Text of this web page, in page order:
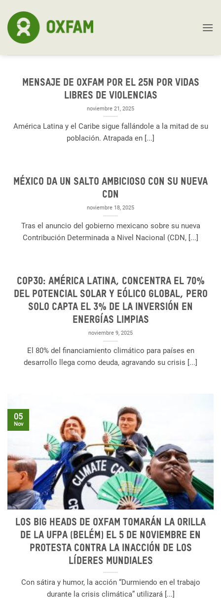
content
Mensaje de Oxfam por el 25N Por vidas
libres de violencias
noviembre 21, 2025
América Latina y el Caribe sigue fallándole a la mitad de su
población. Atrapada en [...]
México da un salto ambicioso con su nueva
CDN
noviembre 18, 2025
Tras el anuncio del gobierno mexicano sobre su nueva
Contribución Determinada a Nivel Nacional (CDN, [...]
COP30: América Latina, concentra el 70%
del potencial solar y eólico global, pero
solo capta el 3% de la inversión en
energías limpias
noviembre 9, 2025
El 80% del financiamiento climático para países en
desarrollo llega como deuda, agravando su crisis [...]
Los Big Heads de Oxfam tomarán la orilla
de la UFPA (Belém) el 5 de noviembre en
protesta contra la inacción de los
líderes mundiales
Con sátira y humor, la acción “Durmiendo en el trabajo
durante la crisis climática” utilizará [...]
05
Nov